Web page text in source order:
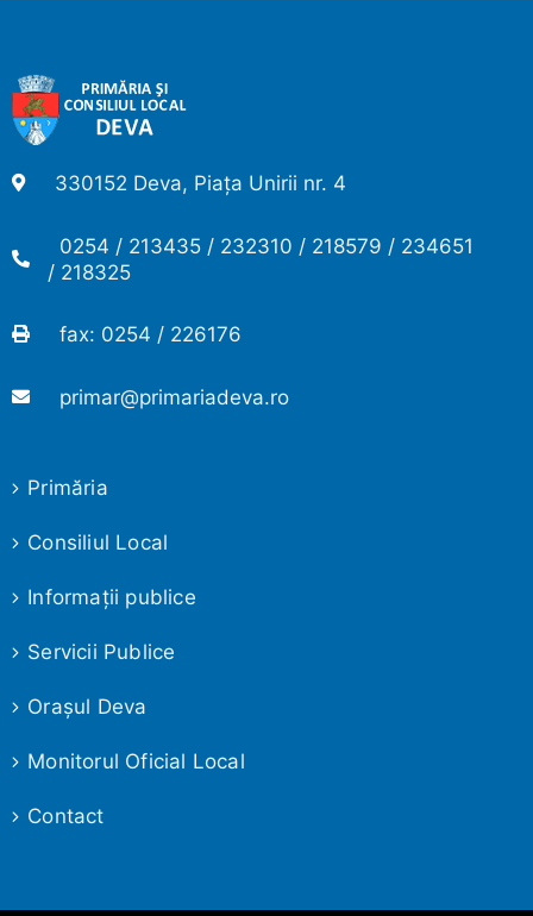
330152 Deva, Piața Unirii nr. 4
0254 / 213435 / 232310 / 218579 / 234651
/ 218325
fax: 0254 / 226176
primar@primariadeva.ro
Primăria
Consiliul Local
Informaţii publice
Servicii Publice
Oraşul Deva
Monitorul Oficial Local
Contact